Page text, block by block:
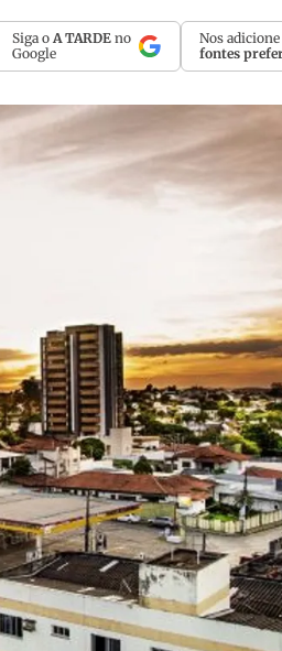
Siga o A TARDE no
Google
Nos adicione
fontes